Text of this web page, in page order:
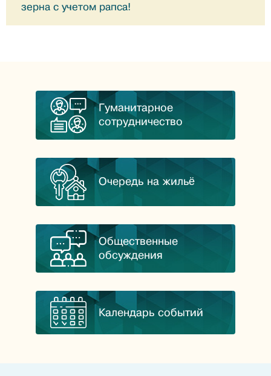
зерна с учетом рапса!
Гуманитарное
сотрудничество
Очередь на жильё
Общественные
обсуждения
Календарь событий